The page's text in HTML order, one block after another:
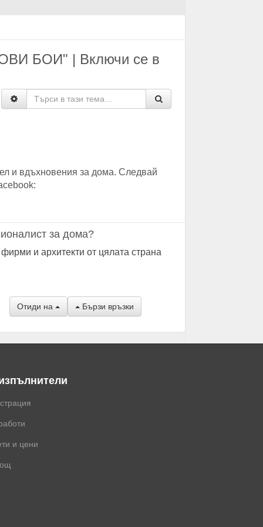
БОИ" | Включи се в
и вдъхновения за дома. Следвай
за дома?
и архитекти от цялата страна
Отиди на Бързи връзки
и цени